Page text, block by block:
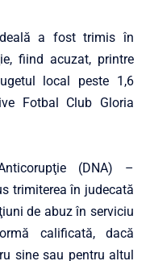
a fost trimis în
fiind acuzat, printre
local peste 1,6
Fotbal Club Gloria
(DNA) –
trimiterea în judecată
de abuz în serviciu
calificată, dacă
sine sau pentru altul